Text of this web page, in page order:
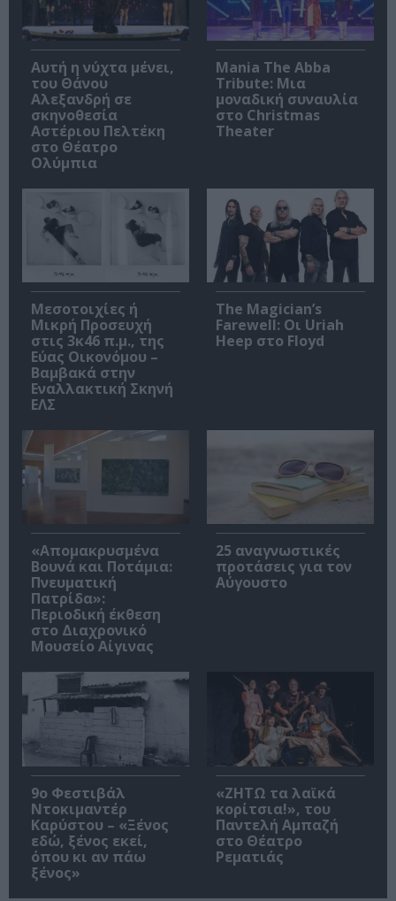
Αυτή η νύχτα μένει,
του Θάνου
Αλεξανδρή σε
σκηνοθεσία
Αστέριου Πελτέκη
στο Θέατρο
Ολύμπια
Mania The Abba
Tribute: Μια
μοναδική συναυλία
στο Christmas
Theater
Μεσοτοιχίες ή
Μικρή Προσευχή
στις 3κ46 π.μ., της
Εύας Οικονόμου –
Βαμβακά στην
Εναλλακτική Σκηνή
ΕΛΣ
The Magician’s
Farewell: Οι Uriah
Heep στο Floyd
«Απομακρυσμένα
Βουνά και Ποτάμια:
Πνευματική
Πατρίδα»:
Περιοδική έκθεση
στο Διαχρονικό
Μουσείο Αίγινας
25 αναγνωστικές
προτάσεις για τον
Αύγουστο
9ο Φεστιβάλ
Ντοκιμαντέρ
Καρύστου – «Ξένος
εδώ, ξένος εκεί,
όπου κι αν πάω
ξένος»
«ΖΗΤΩ τα λαϊκά
κορίτσια!», του
Παντελή Αμπαζή
στο Θέατρο
Ρεματιάς